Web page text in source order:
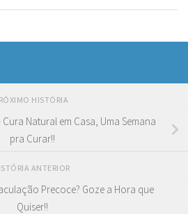
HISTÓRIA
Natural em Casa, Uma Semana
pra Curar!!
ANTERIOR
Precoce? Goze a Hora que
Quiser!!